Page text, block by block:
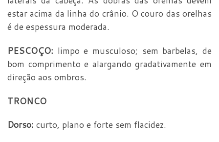
estar acima da linha do crânio. O couro das orelhas
é de espessura moderada.
PESCOÇO: limpo e musculoso; sem barbelas, de
bom comprimento e alargando gradativamente em
direção aos ombros.
TRONCO
Dorso: curto, plano e forte sem flacidez.